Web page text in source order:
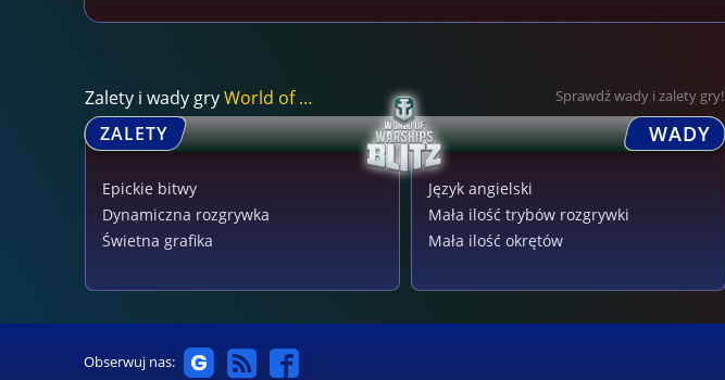
Zalety i wady gryWorld of Warships... Sprawdź wady i zalety gry!
ZALETY WADY
Epickie bitwy
Dynamiczna rozgrywka
Świetna grafika
Język angielski
Mała ilość trybów rozgrywki
Mała ilość okrętów
Obserwuj nas: